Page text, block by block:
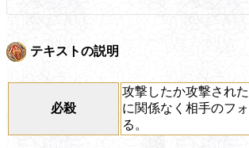
テキストの説明
必殺
攻撃したか攻撃され
に関係なく相手のフ
る。